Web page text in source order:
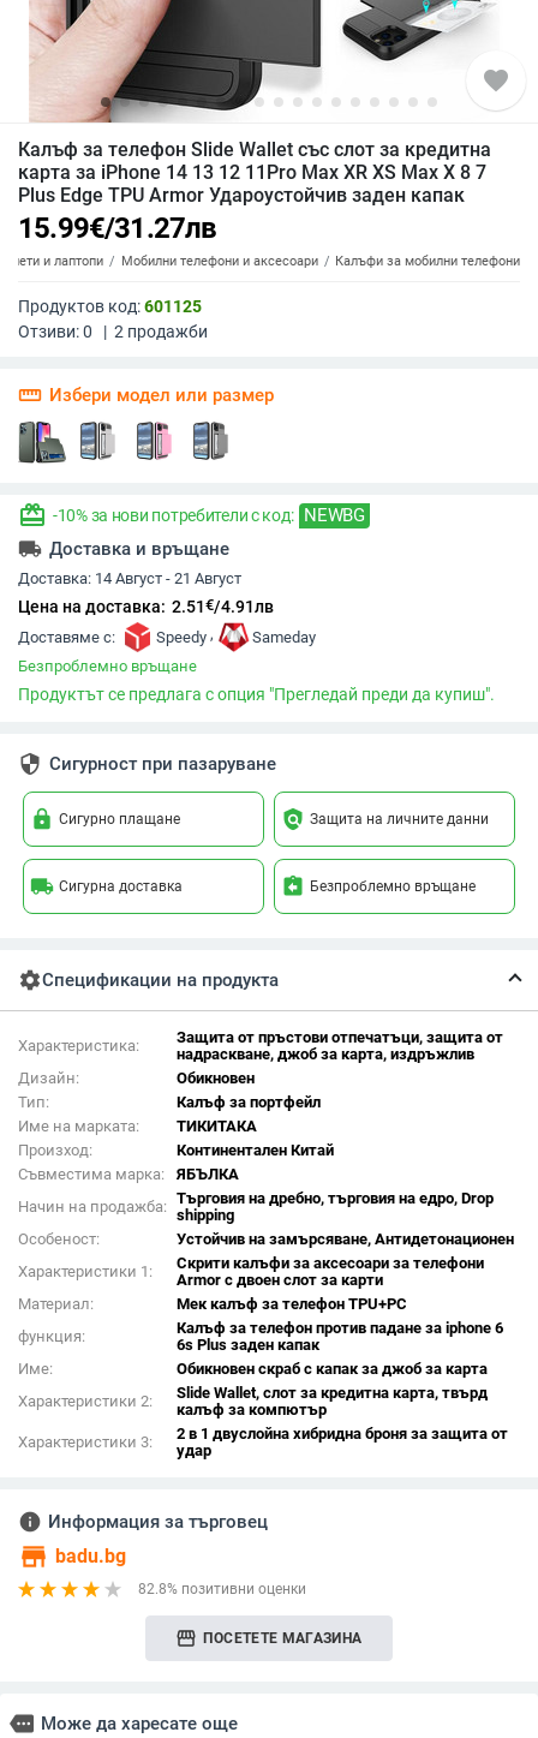
favorite
Калъф за телефон Slide Wallet със слот за кредитна
карта за iPhone 14 13 12 11Pro Max XR XS Max X 8 7
Plus Edge TPU Armor Удароустойчив заден капак
15.99€/31.27лв
и лаптопи Мобилни телефони и аксесоари Калъфи за мобилни телефони
Продуктов код:601125
Отзиви:0 | 2 продажби
straighten Избери модел или размер
redeem -10% за нови потребители с код: NEWBG
local_shipping Доставка и връщане
Доставка: 14 Август - 21 Август
Цена на доставка: 2.51€/4.91лв
Доставяме с: Speedy ,
Sameday
Безпроблемно връщане
Продуктът се предлага с опция "Прегледай преди да купиш".
security Сигурност при пазаруване
lock Сигурно плащане policy Защита на личните данни
local_shipping Сигурна доставка assignment_return Безпроблемно връщане
settingsСпецификации на продукта
Характеристика:
Защита от пръстови отпечатъци, защита от
надраскване, джоб за карта, издръжлив
Дизайн:
Обикновен
Тип:
Калъф за портфейл
Име на марката:
ТИКИТАКА
Произход:
Континентален Китай
Съвместима марка:
ЯБЪЛКА
Начин на продажба: Търговия на дребно, търговия на едро, Drop
shipping
Особеност:
Устойчив на замърсяване, Антидетонационен
Характеристики 1:
Скрити калъфи за аксесоари за телефони
Armor с двоен слот за карти
Материал:
Мек калъф за телефон TPU+PC
функция:
Калъф за телефон против падане за iphone 6
6s Plus заден капак
Име:
Обикновен скраб с капак за джоб за карта
Характеристики 2:
Slide Wallet, слот за кредитна карта, твърд
калъф за компютър
Характеристики 3:
2 в 1 двуслойна хибридна броня за защита от
удар
info Информация за търговец
store badu.bg
82.8% позитивни оценки
storefront ПОСЕТЕТЕ МАГАЗИНА
more Може да харесате още